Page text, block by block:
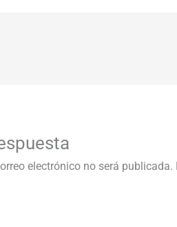
electrónico no será publicada.